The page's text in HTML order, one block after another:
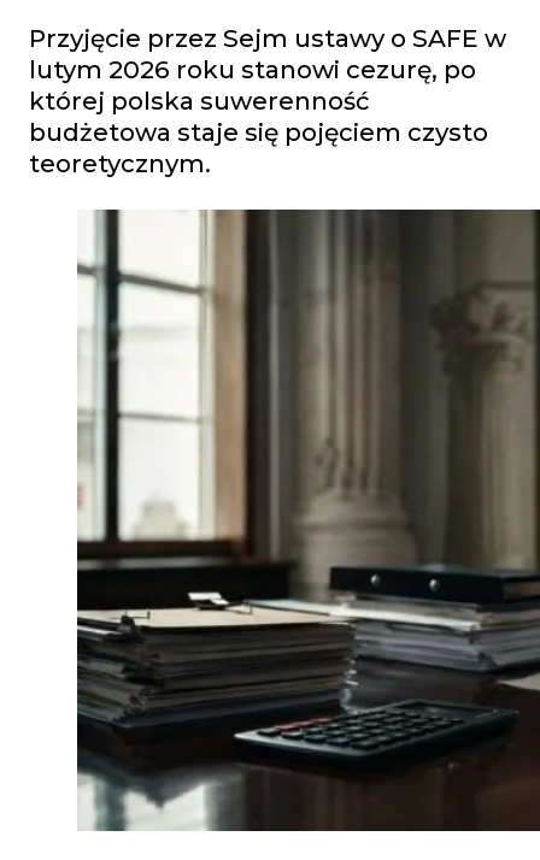
Przyjęcie przez Sejm ustawy o SAFE w
lutym 2026 roku stanowi cezurę, po
której polska suwerenność
budżetowa staje się pojęciem czysto
teoretycznym.